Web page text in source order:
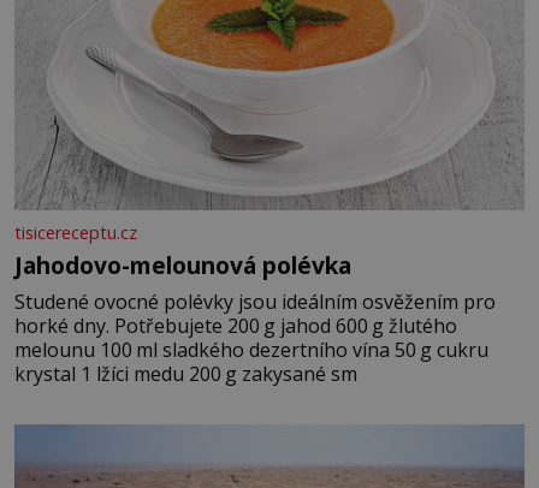
tisicereceptu.cz
Jahodovo-melounová polévka
Studené ovocné polévky jsou ideálním osvěžením pro
horké dny. Potřebujete 200 g jahod 600 g žlutého
melounu 100 ml sladkého dezertního vína 50 g cukru
krystal 1 lžíci medu 200 g zakysané sm